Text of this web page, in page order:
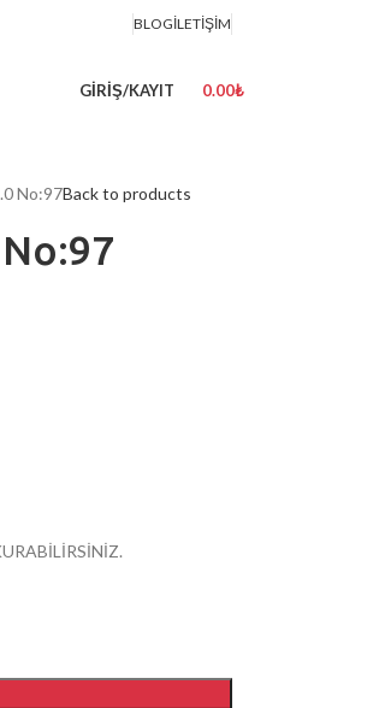
BLOGİLETIŞIM
GIRIŞ/KAYIT 0.00₺
No:97Back to products